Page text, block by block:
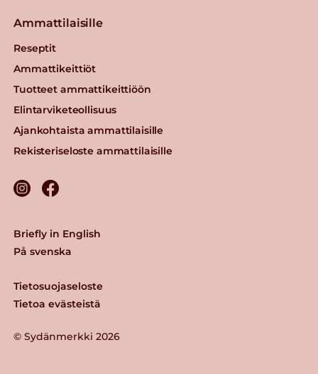
Ammattilaisille
Reseptit
Ammattikeittiöt
Tuotteet ammattikeittiöön
Elintarviketeollisuus
Ajankohtaista ammattilaisille
Rekisteriseloste ammattilaisille
© Sydänmerkki 2026
Tietosuojaseloste
Tietoa evästeistä
Briefly in English
På svenska